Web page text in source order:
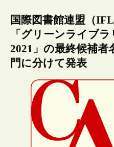
国際図書館連盟（
「グリーンライブ
2021」の最終候補者
門に分けて発表